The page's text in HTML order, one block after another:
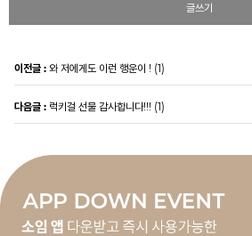
글쓰기
이전글 : 와 저에게도 이런 행운이 ! (1)
다음글 : 럭키걸 선물 감사합니다!!! (1)